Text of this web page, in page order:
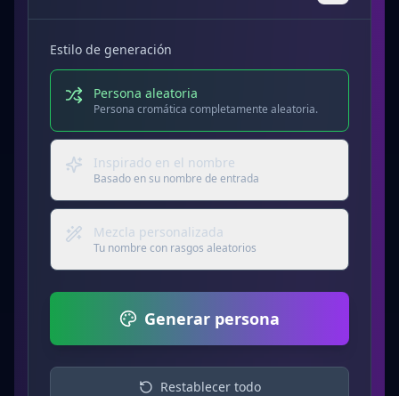
Estilo de generación
Persona aleatoria
Persona cromática completamente aleatoria.
Inspirado en el nombre
Basado en su nombre de entrada
Mezcla personalizada
Tu nombre con rasgos aleatorios
Generar persona
Restablecer todo